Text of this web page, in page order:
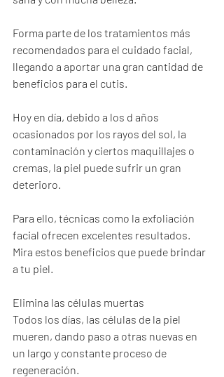
Forma parte de los tratamientos más
recomendados para el cuidado facial,
llegando a aportar una gran cantidad de
beneficios para el cutis.
Hoy en día, debido a los d años
ocasionados por los rayos del sol, la
contaminación y ciertos maquillajes o
cremas, la piel puede sufrir un gran
deterioro.
Para ello, técnicas como la exfoliación
facial ofrecen excelentes resultados.
Mira estos beneficios que puede brindar
a tu piel.
Elimina las células muertas
Todos los días, las células de la piel
mueren, dando paso a otras nuevas en
un largo y constante proceso de
regeneración.